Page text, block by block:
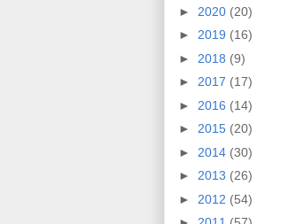
► 2020 (20)
► 2019 (16)
► 2018 (9)
► 2017 (17)
► 2016 (14)
► 2015 (20)
► 2014 (30)
► 2013 (26)
► 2012 (54)